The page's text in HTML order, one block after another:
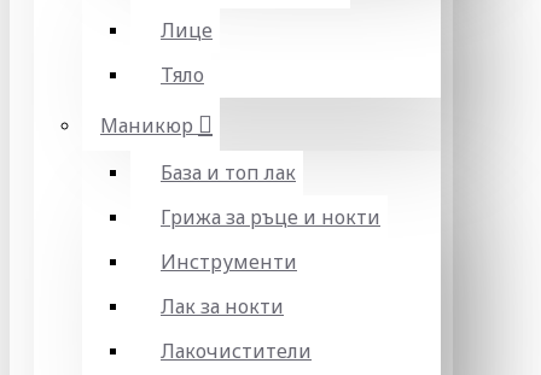
Лице
Тяло
Маникюр
База и топ лак
Грижа за ръце и нокти
Инструменти
Лак за нокти
Лакочистители